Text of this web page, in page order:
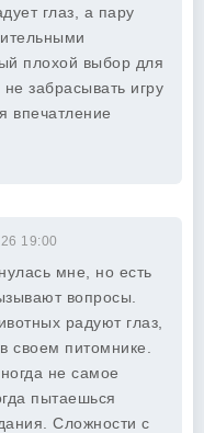
глаз, а пару
плохой выбор для
забрасывать игру
впечатление
19:00
мне, но есть
вопросы.
радуют глаз,
своем питомнике.
не самое
пытаешься
Сложности с